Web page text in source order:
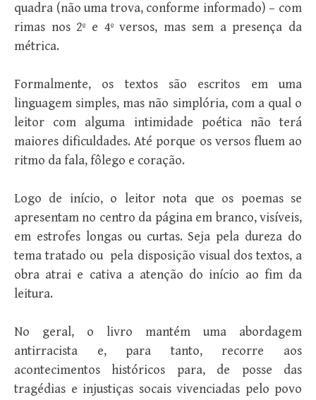
quadra (não uma trova, conforme informado) – com
rimas nos 2º e 4º versos, mas sem a presença da
métrica.
Formalmente, os textos são escritos em uma
linguagem simples, mas não simplória, com a qual o
leitor com alguma intimidade poética não terá
maiores dificuldades. Até porque os versos fluem ao
ritmo da fala, fôlego e coração.
Logo de início, o leitor nota que os poemas se
apresentam no centro da página em branco, visíveis,
em estrofes longas ou curtas. Seja pela dureza do
tema tratado ou pela disposição visual dos textos, a
obra atrai e cativa a atenção do início ao fim da
leitura.
No geral, o livro mantém uma abordagem
antirracista e, para tanto, recorre aos
acontecimentos históricos para, de posse das
tragédias e injustiças socais vivenciadas pelo povo